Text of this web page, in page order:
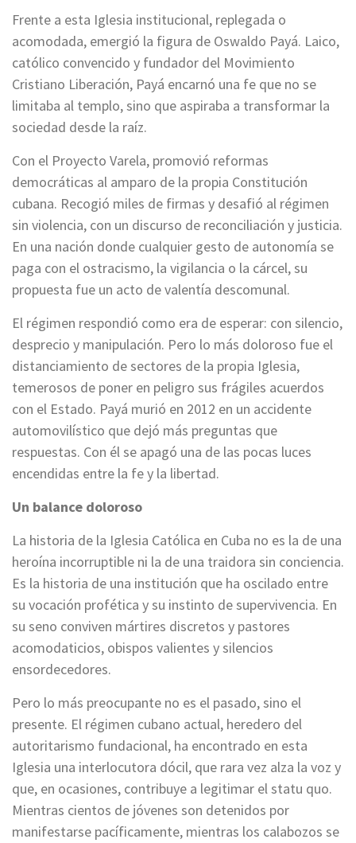
Frente a esta Iglesia institucional, replegada o
acomodada, emergió la figura de Oswaldo Payá. Laico,
católico convencido y fundador del Movimiento
Cristiano Liberación, Payá encarnó una fe que no se
limitaba al templo, sino que aspiraba a transformar la
sociedad desde la raíz.
Con el Proyecto Varela, promovió reformas
democráticas al amparo de la propia Constitución
cubana. Recogió miles de firmas y desafió al régimen
sin violencia, con un discurso de reconciliación y justicia.
En una nación donde cualquier gesto de autonomía se
paga con el ostracismo, la vigilancia o la cárcel, su
propuesta fue un acto de valentía descomunal.
El régimen respondió como era de esperar: con silencio,
desprecio y manipulación. Pero lo más doloroso fue el
distanciamiento de sectores de la propia Iglesia,
temerosos de poner en peligro sus frágiles acuerdos
con el Estado. Payá murió en 2012 en un accidente
automovilístico que dejó más preguntas que
respuestas. Con él se apagó una de las pocas luces
encendidas entre la fe y la libertad.
Un balance doloroso
La historia de la Iglesia Católica en Cuba no es la de una
heroína incorruptible ni la de una traidora sin conciencia.
Es la historia de una institución que ha oscilado entre
su vocación profética y su instinto de supervivencia. En
su seno conviven mártires discretos y pastores
acomodaticios, obispos valientes y silencios
ensordecedores.
Pero lo más preocupante no es el pasado, sino el
presente. El régimen cubano actual, heredero del
autoritarismo fundacional, ha encontrado en esta
Iglesia una interlocutora dócil, que rara vez alza la voz y
que, en ocasiones, contribuye a legitimar el statu quo.
Mientras cientos de jóvenes son detenidos por
manifestarse pacíficamente, mientras los calabozos se